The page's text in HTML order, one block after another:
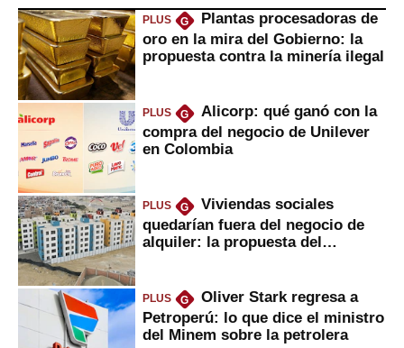
PLUS G
Plantas procesadoras de
oro en la mira del Gobierno: la
propuesta contra la minería ilegal
PLUS G
Alicorp: qué ganó con la
compra del negocio de Unilever
en Colombia
PLUS G
Viviendas sociales
quedarían fuera del negocio de
alquiler: la propuesta del
PLUS G
Oliver Stark regresa a
Petroperú: lo que dice el ministro
del Minem sobre la petrolera